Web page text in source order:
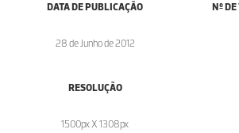
DATA DE PUBLICAÇÃO
28 de Junho de 2012
Nº
RESOLUÇÃO
1500px X 1308px